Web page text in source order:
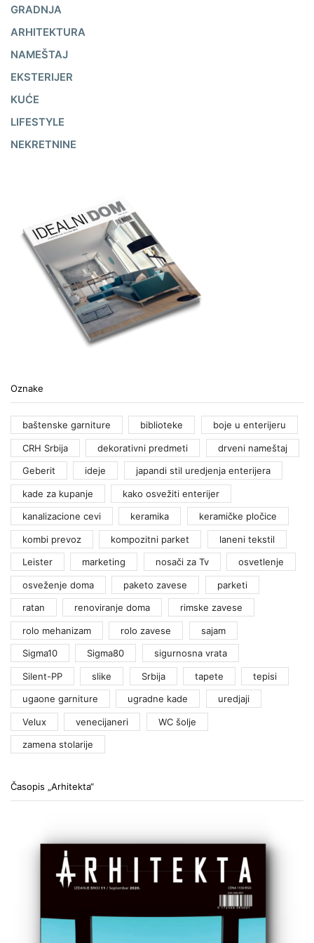
GRADNJA
ARHITEKTURA
NAMEŠTAJ
EKSTERIJER
KUĆE
LIFESTYLE
NEKRETNINE
Oznake
baštenske garniture biblioteke boje u enterijeru
CRH Srbija dekorativni predmeti drveni nameštaj
Geberit ideje japandi stil uredjenja enterijera
kade za kupanje kako osvežiti enterijer
kanalizacione cevi keramika keramičke pločice
kombi prevoz kompozitni parket laneni tekstil
Leister marketing nosači za Tv osvetlenje
osveženje doma paketo zavese parketi
ratan renoviranje doma rimske zavese
rolo mehanizam rolo zavese sajam
Sigma10 Sigma80 sigurnosna vrata
Silent-PP slike Srbija tapete tepisi
ugaone garniture ugradne kade uredjaji
Velux venecijaneri WC šolje
zamena stolarije
Časopis „Arhitekta“